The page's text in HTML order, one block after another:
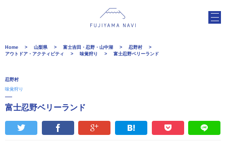
Home 山梨県 富士吉田・忍野・山中湖
忍野村
アウトドア・アクティビティ
味覚狩り 富士忍野ベリーランド
忍野村
味覚狩り
富士忍野ベリーランド